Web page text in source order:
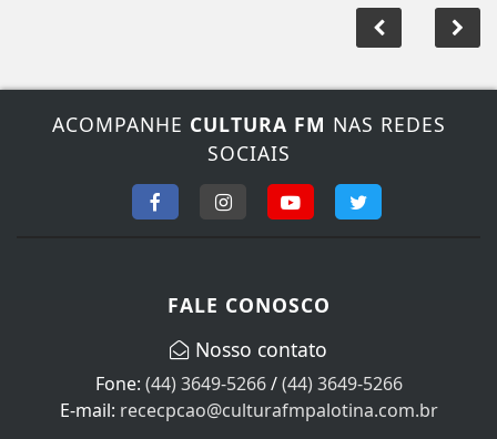
NAS REDES
SOCIAIS
(44) 3649-5266/(44) 3649-5266
rececpcao@culturafmpalotina.com.br
Horário de atendimento